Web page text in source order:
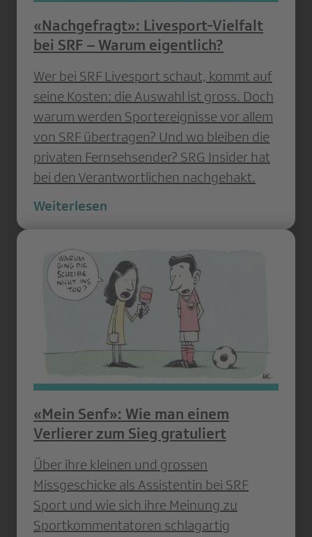
«Nachgefragt»: Livesport-Vielfalt
bei SRF – Warum eigentlich?
Wer bei SRF Livesport schaut, kommt auf
seine Kosten: die Auswahl ist gross. Doch
warum werden Sportereignisse vor allem
von SRF übertragen? Und wo bleiben die
privaten Fernsehsender? SRG Insider hat
bei den Verantwortlichen nachgehakt.
Weiterlesen
«Mein Senf»: Wie man einem
Verlierer zum Sieg gratuliert
Über ihre kleinen und grossen
Missgeschicke als Assistentin bei SRF
Sport und wie sich ihre Meinung zu
Sportkommentatoren schlagartig